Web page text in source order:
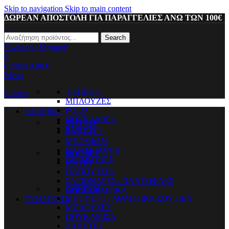
Skip to navigation Skip to main content
ΔΩΡΕΑΝ ΑΠΟΣΤΟΛΗ ΓΙΑ ΠΑΡΑΓΓΕΛΙΕΣ ΑΝΩ ΤΩΝ 100€
Search
Σύνδεση / Εγγραφή
0
0 items 0,00 €
Menu
0 items
ΑΝΔΡΙΚΑ
T-SHIRTS
ΜΠΛΟΥΖΕΣ
POLO
ΠΟΥΚΑΜΙΣΑ
ΚΟΛΑΝ
ΦΟΥΤΕΡ
ΖΑΚΕΤΕΣ
ΜΠΟΥΦΑΝ
ΠΑΝΤΕΛΟΝΙΑ
ΒΕΡΜΟΥΔΕΣ
ΦΟΡΜΕΣ
ΜΑΓΙΟ
ΠΑΠΟΥΤΣΙΑ
ΣΑΓΙΟΝΑΡΕΣ / ΠΑΝΤΟΦΛΕΣ
ΠΟΔΟΣΦΑΙΡΙΚΑ
ΓΥΝΑΙΚΕΙΑ
T-SHIRTS
ΜΠΟΥΣΤΟ / ΑΘΛΗΤΙΚΑ ΣΟΥΤΙΕΝ
ΜΠΛΟΥΖΕΣ
ΠΟΥΚΑΜΙΣΑ
ΖΑΚΕΤΕΣ